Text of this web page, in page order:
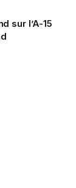
sur l’A-15